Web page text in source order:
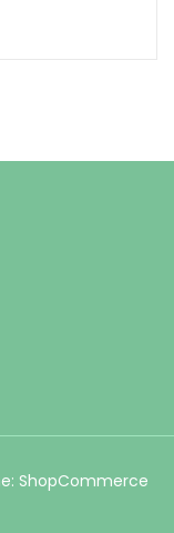
ShopCommerce